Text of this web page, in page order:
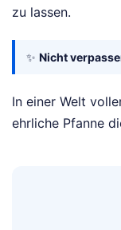
zu lassen.
✨ Nicht
In einer Welt
ehrliche Pfanne